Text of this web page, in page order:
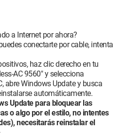
a Internet por ahora?
conectarte por cable, intenta
haz clic derecho en tu
AC 9560" y selecciona
abre Windows Update y busca
automáticamente.
Update para bloquear las
o algo por el estilo, no intentes
necesitarás reinstalar el